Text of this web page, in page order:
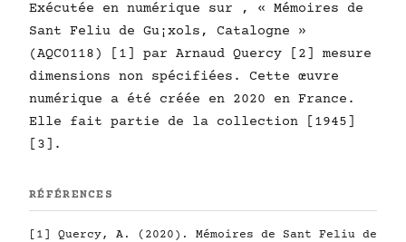
Exécutée en numérique sur , « Mémoires de
Sant Feliu de Gu¡xols, Catalogne »
(AQC0118) [1] par Arnaud Quercy [2] mesure
dimensions non spécifiées. Cette œuvre
numérique a été créée en 2020 en France.
Elle fait partie de la collection [1945]
[3].
RÉFÉRENCES
[1] Quercy, A. (2020). Mémoires de Sant Feliu de